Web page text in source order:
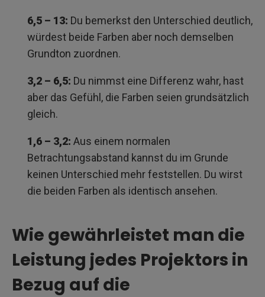
6,5 – 13: Du bemerkst den Unterschied deutlich,
würdest beide Farben aber noch demselben
Grundton zuordnen.
3,2 – 6,5: Du nimmst eine Differenz wahr, hast
aber das Gefühl, die Farben seien grundsätzlich
gleich.
1,6 – 3,2: Aus einem normalen
Betrachtungsabstand kannst du im Grunde
keinen Unterschied mehr feststellen. Du wirst
die beiden Farben als identisch ansehen.
Wie gewährleistet man die
Leistung jedes Projektors in
Bezug auf die